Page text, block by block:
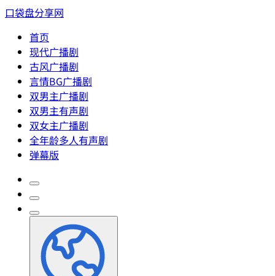
口袋盘分享网
首页
现代广播剧
古风广播剧
言情BG广播剧
双男主广播剧
双男主有声剧
双女主广播剧
全年龄多人有声剧
弹幕版